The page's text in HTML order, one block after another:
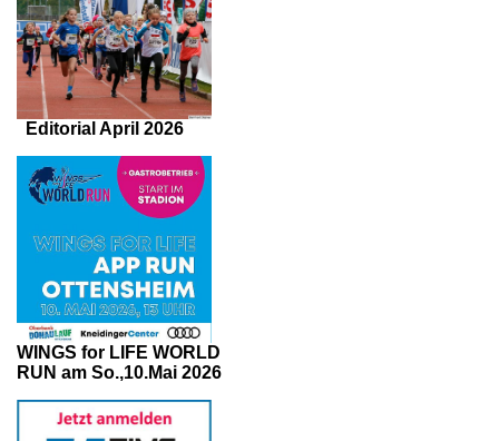
Editorial April 2026
WINGS for LIFE WORLD
RUN am So.,10.Mai 2026